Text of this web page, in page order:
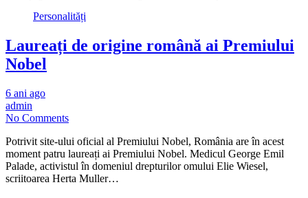
Personalități
Laureați de origine română ai Premiului
Nobel
6 ani ago
admin
No Comments
Potrivit site-ului oficial al Premiului Nobel, România are în acest
moment patru laureați ai Premiului Nobel. Medicul George Emil
Palade, activistul în domeniul drepturilor omului Elie Wiesel,
scriitoarea Herta Muller…